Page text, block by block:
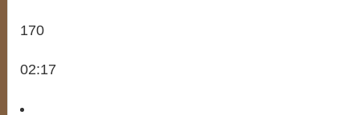
170
02:17